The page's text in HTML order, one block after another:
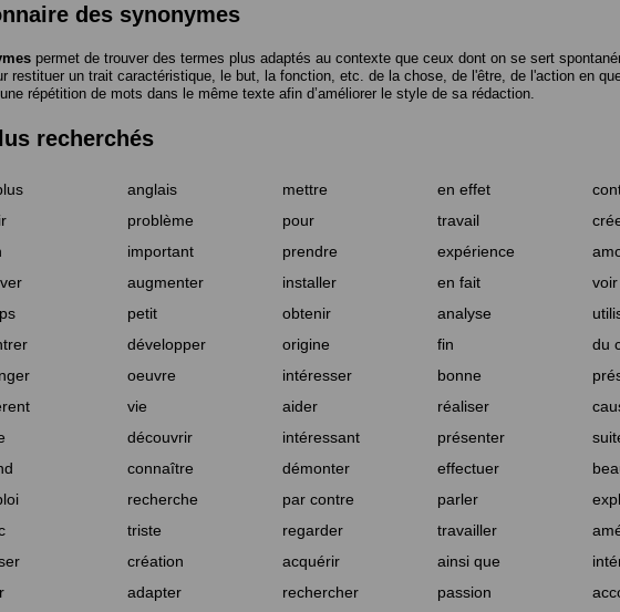
des synonymes
permet de trouver des termes plus adaptés au contexte que ceux dont on se sert
restituer un trait caractéristique, le but, la fonction, etc. de la chose, de l'être, de l'action en
répétition de mots dans le même texte afin d’améliorer le style de sa rédaction.
recherchés
anglais mettre en effet
problème pour travail
important prendre expérience
augmenter installer en fait
voir
petit obtenir analyse
développer origine fin
du
oeuvre intéresser bonne
vie aider réaliser
découvrir intéressant présenter
connaître démonter effectuer
recherche par contre parler
triste regarder travailler
création acquérir ainsi que
adapter rechercher passion